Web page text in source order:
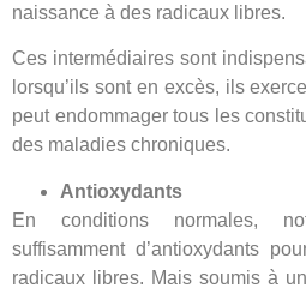
naissance à des radicaux libres.
Ces intermédiaires sont
lorsqu’ils sont en excès, ils
peut endommager tous les
des maladies chroniques.
Antioxydants
En conditions normales,
suffisamment d’antioxydants
radicaux libres. Mais soumis à